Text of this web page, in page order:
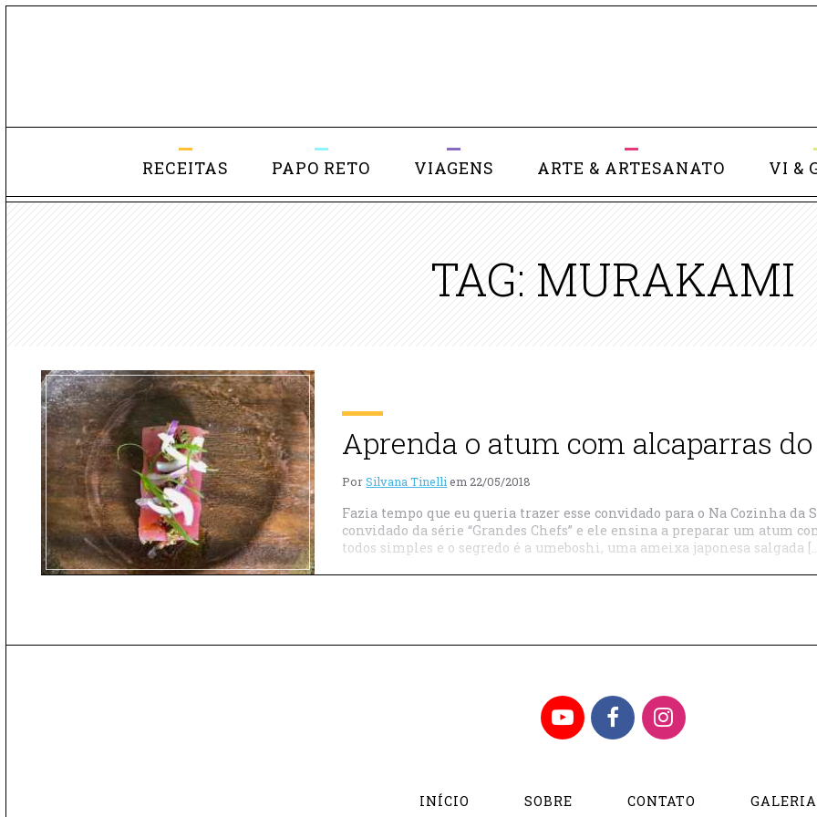
RECEITAS PAPO RETO VIAGENS ARTE & ARTESANATO VI &
TAG: MURAKAMI
Aprenda o atum com alcaparras
PorSilvana Tinelli em 22/05/2018
Fazia tempo que eu queria trazer esse convidado para o Na Cozinha
convidado da série “Grandes Chefs” e ele ensina a preparar um atum
todos simples e o segredo é a umeboshi, uma ameixa japonesa salgada
YouTubeFacebookInstagram
INÍCIO SOBRE CONTATO GALERIA